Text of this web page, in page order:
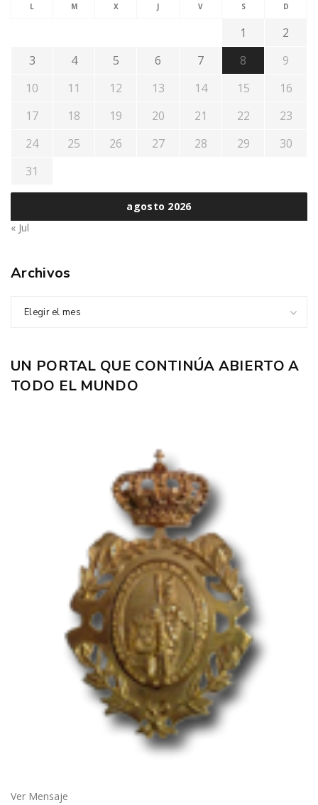
agosto 2026
L M X J V S D
1
2
3
4 5 6 7 8
9
10
11 12 13 14 15
16
17
18 19 20 21 22
23
24
25 26 27 28 29
30
31
« Jul
Archivos
Elegir el mes
UN PORTAL QUE CONTINÚA ABIERTO A
TODO EL MUNDO
Ver Mensaje